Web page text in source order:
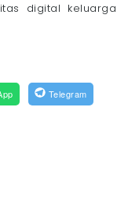
digital keluarga
Telegram